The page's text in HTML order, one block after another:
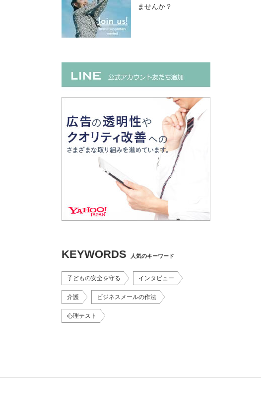
ませんか？
KEYWORDS 人気のキーワード
子どもの安全を守る インタビュー
介護 ビジネスメールの作法
心理テスト